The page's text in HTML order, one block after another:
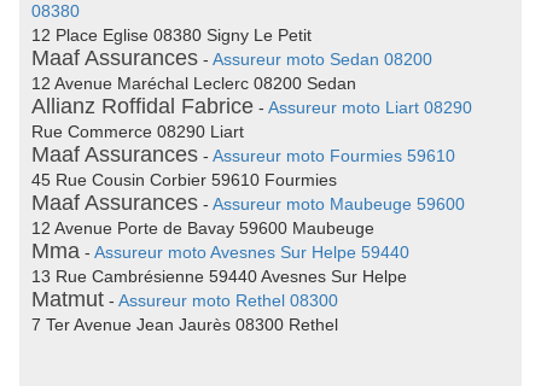
08380
12 Place Eglise 08380 Signy Le Petit
Maaf Assurances - Assureur moto Sedan 08200
12 Avenue Maréchal Leclerc 08200 Sedan
Allianz Roffidal Fabrice - Assureur moto Liart 08290
Rue Commerce 08290 Liart
Maaf Assurances - Assureur moto Fourmies 59610
45 Rue Cousin Corbier 59610 Fourmies
Maaf Assurances - Assureur moto Maubeuge 59600
12 Avenue Porte de Bavay 59600 Maubeuge
Mma - Assureur moto Avesnes Sur Helpe 59440
13 Rue Cambrésienne 59440 Avesnes Sur Helpe
Matmut - Assureur moto Rethel 08300
7 Ter Avenue Jean Jaurès 08300 Rethel